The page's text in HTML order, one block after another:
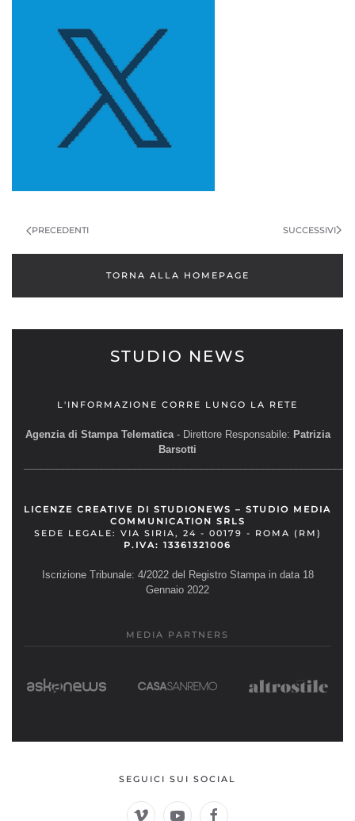
ARTICOLI
PRECEDENTI SUCCESSIVI
TORNA ALLA HOMEPAGE
STUDIO NEWS
L'INFORMAZIONE CORRE LUNGO LA RETE
Agenzia di Stampa Telematica- Direttore Responsabile: Patrizia
Barsotti
LICENZE CREATIVE DI STUDIONEWS – STUDIO MEDIA
COMMUNICATION SRLS
SEDE LEGALE: VIA SIRIA, 24 - 00179 - ROMA (RM)
P.IVA: 13361321006
Iscrizione Tribunale: 4/2022 del Registro Stampa in data 18
Gennaio 2022
MEDIA PARTNERS
SEGUICI SUI SOCIAL